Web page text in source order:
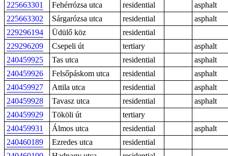
225663301
Fehérrózsa utca residential
asphalt
225663302
Sárgarózsa utca residential
asphalt
229296194
Üdülő köz
residential
229296209
Csepeli út tertiary
asphalt
240459925
Tas utca residential
asphalt
240459926
Felsőpáskom utca residential
asphalt
240459927
Attila utca residential
asphalt
240459928
Tavasz utca residential
asphalt
240459929
Tököli út
tertiary
240459931
Álmos utca residential
asphalt
240460189
Ezredes utca
residential